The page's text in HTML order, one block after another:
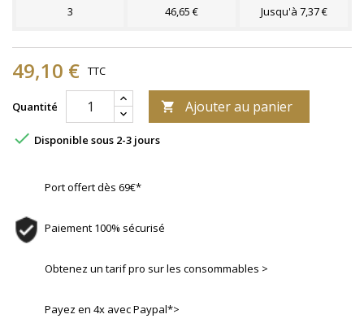
3 46,65 € Jusqu'à 7,37 €
49,10 € TTC
Quantité  Ajouter au panier
 Disponible sous 2-3 jours
Port offert dès 69€*
Paiement 100% sécurisé
Obtenez un tarif pro sur les consommables >
Payez en 4x avec Paypal*>